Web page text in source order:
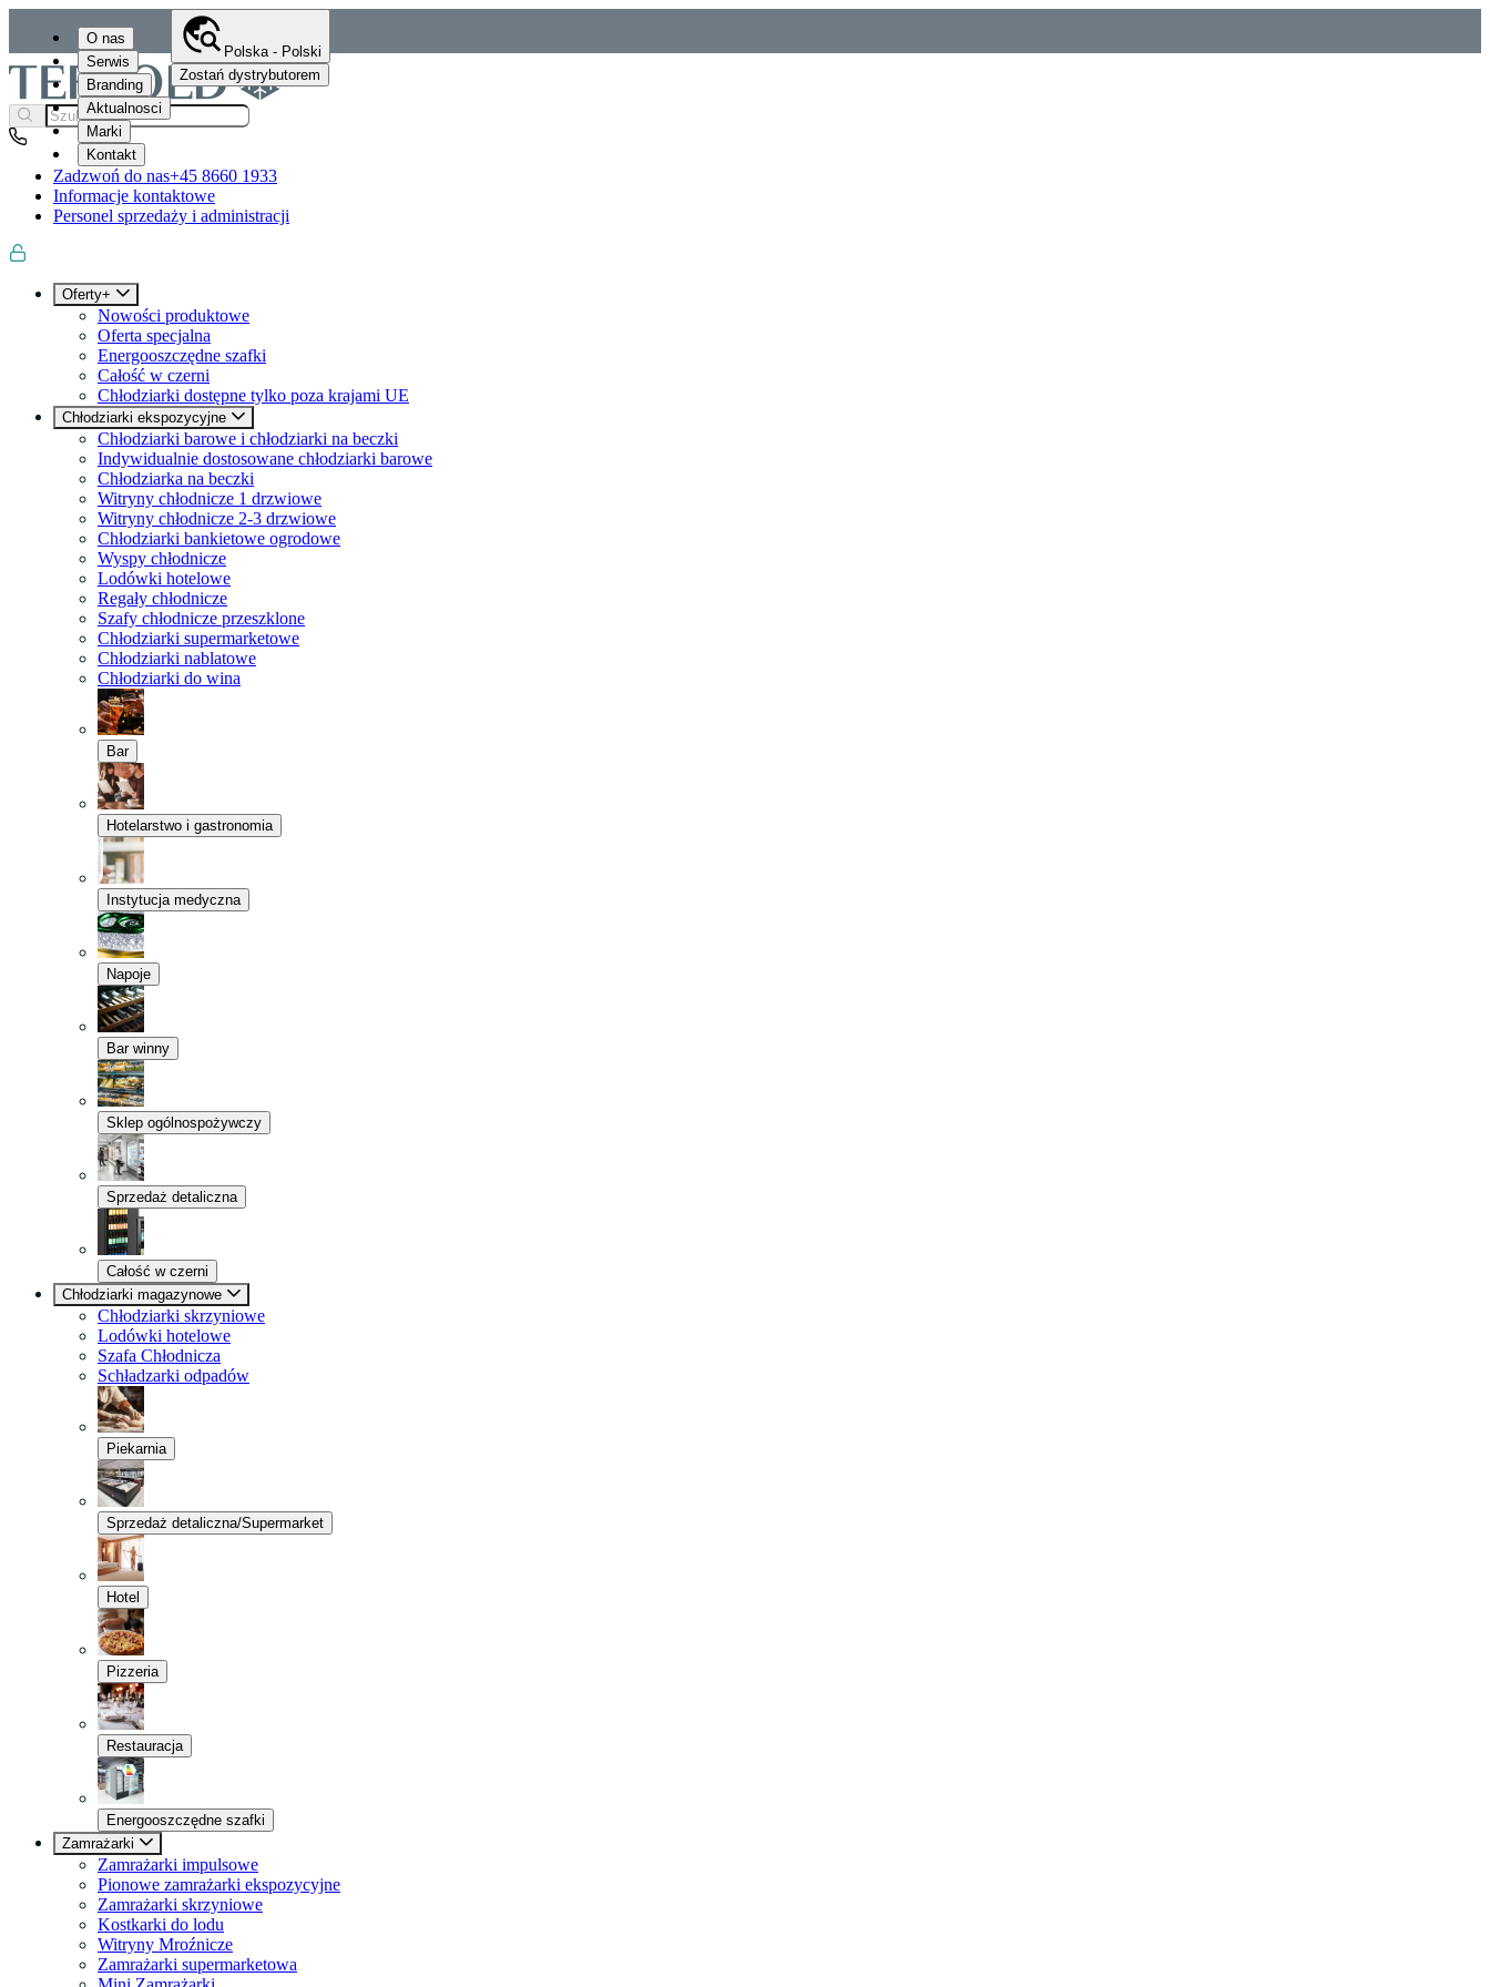
O nas
Serwis
Branding
Aktualnosci
Marki
Kontakt
Polska - Polski
Zostań dystrybutorem
Zadzwoń do nas+45 8660 1933
Informacje kontaktowe
Personel sprzedaży i administracji
Oferty+
Nowości produktowe
Oferta specjalna
Energooszczędne szafki
Całość w czerni
Chłodziarki dostępne tylko poza krajami UE
Chłodziarki ekspozycyjne
Chłodziarki barowe i chłodziarki na beczki
Indywidualnie dostosowane chłodziarki barowe
Chłodziarka na beczki
Witryny chłodnicze 1 drzwiowe
Witryny chłodnicze 2-3 drzwiowe
Chłodziarki bankietowe ogrodowe
Wyspy chłodnicze
Lodówki hotelowe
Regały chłodnicze
Szafy chłodnicze przeszklone
Chłodziarki supermarketowe
Chłodziarki nablatowe
Chłodziarki do wina
Bar
Hotelarstwo i gastronomia
Instytucja medyczna
Napoje
Bar winny
Sklep ogólnospożywczy
Sprzedaż detaliczna
Całość w czerni
Chłodziarki magazynowe
Chłodziarki skrzyniowe
Lodówki hotelowe
Szafa Chłodnicza
Schładzarki odpadów
Piekarnia
Sprzedaż detaliczna/Supermarket
Hotel
Pizzeria
Restauracja
Energooszczędne szafki
Zamrażarki
Zamrażarki impulsowe
Pionowe zamrażarki ekspozycyjne
Zamrażarki skrzyniowe
Kostkarki do lodu
Witryny Mroźnicze
Zamrażarki supermarketowa